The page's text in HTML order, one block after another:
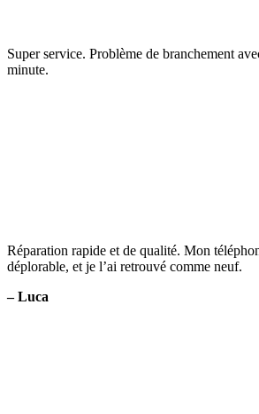
Super service. Problème de branchement
minute.
Réparation rapide et de qualité. Mon
déplorable, et je l’ai retrouvé comme neuf.
– Luca